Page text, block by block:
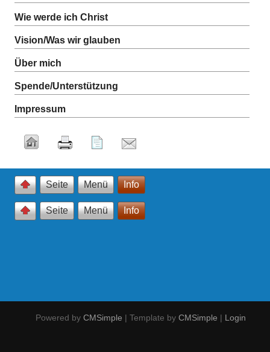
Wie werde ich Christ
Vision/Was wir glauben
Über mich
Spende/Unterstützung
Impressum
Seite Menü Info
Seite Menü Info
Powered by CMSimple | Template by CMSimple | Login